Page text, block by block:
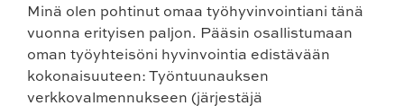
Minä olen pohtinut omaa työhyvinvointiani tänä
vuonna erityisen paljon. Pääsin osallistumaan
oman työyhteisöni hyvinvointia edistävään
kokonaisuuteen: Työntuunauksen
verkkovalmennukseen (järjestäjä